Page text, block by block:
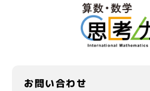
お問い合わせ